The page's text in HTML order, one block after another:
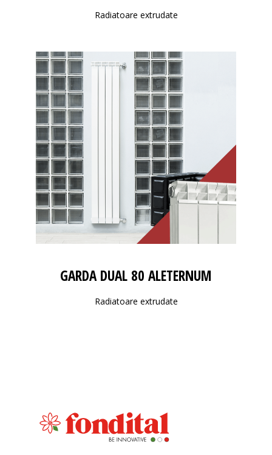
Radiatoare extrudate
GARDA DUAL 80 ALETERNUM
Radiatoare extrudate